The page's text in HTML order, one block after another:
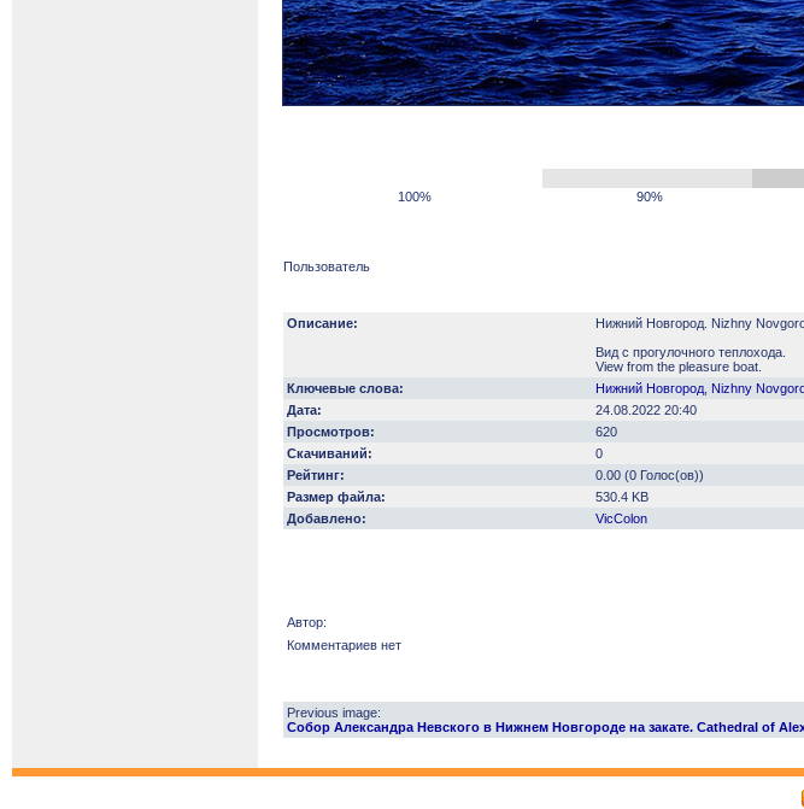
100% 90%
Пользователь
Описание:
Нижний Новгород. Nizhny
Вид с прогулочного теплохода.
View from the pleasure boat.
Ключевые слова:
Нижний Новгород Nizhny
Дата:
24.08.2022 20:40
Просмотров:
620
Скачиваний:
0
Рейтинг:
0.00 (0 Голос(ов))
Размер файла:
530.4 KB
Добавлено:
VicColon
Автор:
Комментариев нет
Previous image:
Собор Александра Невского в Нижнем Новгороде на закате. Cathedral of